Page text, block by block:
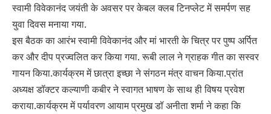
स्वामी विवेकानंद जयंती के अवसर पर केबल क्लब टिनप्लेट में समर्पण सह
युवा दिवस मनाया गया.
इस बैठक का आरंभ स्वामी विवेकानंद और मां भारती के चित्र पर पुष्प अर्पित
कर और दीप प्रज्वलित कर किया गया. रूबी लाल ने ग्राहक गीत का सस्वर
गायन किया.कार्यक्रम में छात्रा इच्छा ने संगठन मंत्र वाचन किया.प्रांत
अध्यक्ष डॉक्टर कल्याणी कबीर ने स्वागत भाषण के साथ ही विषय प्रवेश
कराया.कार्यक्रम में पर्यावरण आयाम प्रमुख डॉ अनीता शर्मा ने कहा कि